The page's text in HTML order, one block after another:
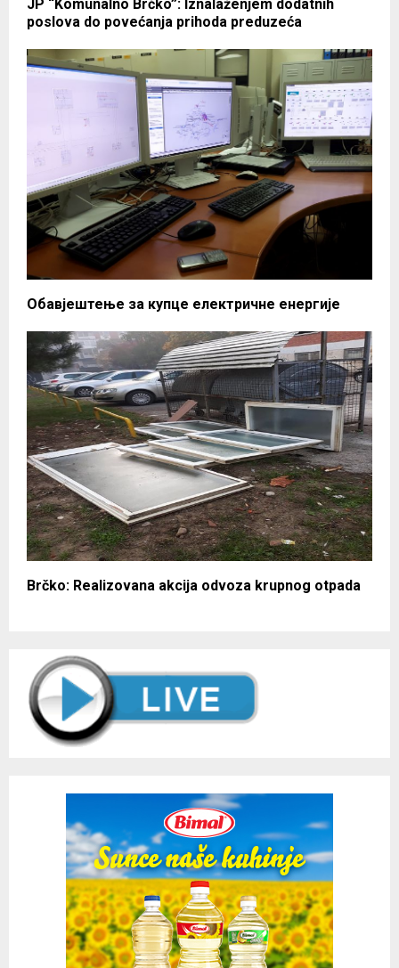
JP “Komunalno Brčko”: Iznalaženjem dodatnih
poslova do povećanja prihoda preduzeća
Обавјештење за купце електричне енергије
Brčko: Realizovana akcija odvoza krupnog otpada